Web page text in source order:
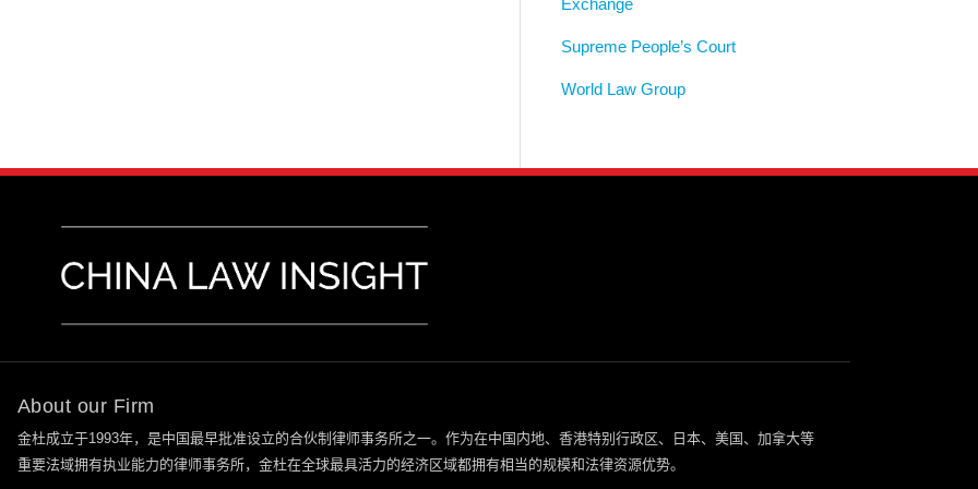
Supreme People’s Court
World Law Group
About our Firm
金杜成立于1993年，是中国最早批准设立的合伙制律师事务所之一。作为在中国内地、香港特别行政区、日本、美国、加拿大等
重要法域拥有执业能力的律师事务所，金杜在全球最具活力的经济区域都拥有相当的规模和法律资源优势。